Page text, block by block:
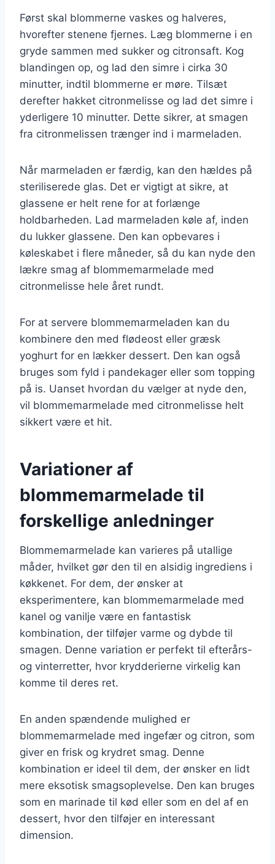
Først skal blommerne vaskes og halveres,
hvorefter stenene fjernes. Læg blommerne i en
gryde sammen med sukker og citronsaft. Kog
blandingen op, og lad den simre i cirka 30
minutter, indtil blommerne er møre. Tilsæt
derefter hakket citronmelisse og lad det simre i
yderligere 10 minutter. Dette sikrer, at smagen
fra citronmelissen trænger ind i marmeladen.
Når marmeladen er færdig, kan den hældes på
steriliserede glas. Det er vigtigt at sikre, at
glassene er helt rene for at forlænge
holdbarheden. Lad marmeladen køle af, inden
du lukker glassene. Den kan opbevares i
køleskabet i flere måneder, så du kan nyde den
lækre smag af blommemarmelade med
citronmelisse hele året rundt.
For at servere blommemarmeladen kan du
kombinere den med flødeost eller græsk
yoghurt for en lækker dessert. Den kan også
bruges som fyld i pandekager eller som topping
på is. Uanset hvordan du vælger at nyde den,
vil blommemarmelade med citronmelisse helt
sikkert være et hit.
Variationer af
blommemarmelade til
forskellige anledninger
Blommemarmelade kan varieres på utallige
måder, hvilket gør den til en alsidig ingrediens i
køkkenet. For dem, der ønsker at
eksperimentere, kan blommemarmelade med
kanel og vanilje være en fantastisk
kombination, der tilføjer varme og dybde til
smagen. Denne variation er perfekt til efterårs-
og vinterretter, hvor krydderierne virkelig kan
komme til deres ret.
En anden spændende mulighed er
blommemarmelade med ingefær og citron, som
giver en frisk og krydret smag. Denne
kombination er ideel til dem, der ønsker en lidt
mere eksotisk smagsoplevelse. Den kan bruges
som en marinade til kød eller som en del af en
dessert, hvor den tilføjer en interessant
dimension.